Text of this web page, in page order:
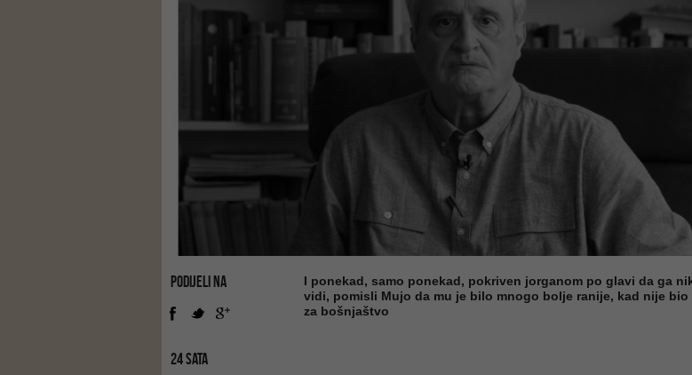
PODIJELI NA
24 SATA
I ponekad, samo ponekad, pokriven jorganom po glavi da ga
vidi, pomisli Mujo da mu je bilo mnogo bolje ranije, kad nije bio
za bošnjaštvo